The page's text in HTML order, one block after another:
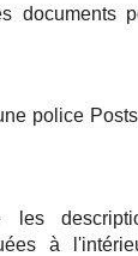
documents
police
les
à